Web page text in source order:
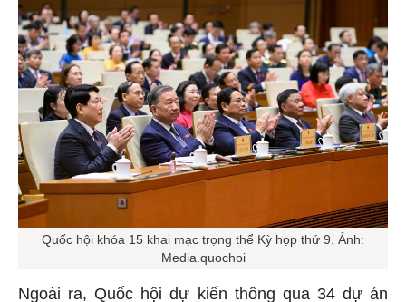
Quốc hội khóa 15 khai mạc trọng thể Kỳ họp thứ 9. Ảnh:
Media.quochoi
Ngoài ra, Quốc hội dự kiến thông qua 34 dự án